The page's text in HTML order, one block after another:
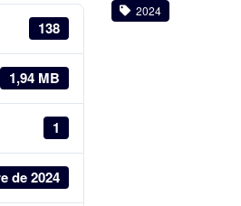
138
1,94 MB
1
de 2024
2024